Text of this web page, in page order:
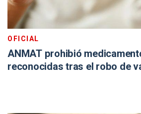
OFICIAL
ANMAT prohibió
reconocidas tras el robo de